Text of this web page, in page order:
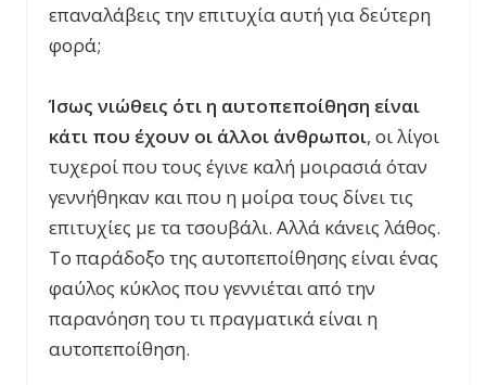
επαναλάβεις την επιτυχία αυτή για δεύτερη
φορά;
Ίσως νιώθεις ότι η αυτοπεποίθηση είναι
κάτι που έχουν οι άλλοι άνθρωποι, οι λίγοι
τυχεροί που τους έγινε καλή μοιρασιά όταν
γεννήθηκαν και που η μοίρα τους δίνει τις
επιτυχίες με τα τσουβάλι. Αλλά κάνεις λάθος.
Το παράδοξο της αυτοπεποίθησης είναι ένας
φαύλος κύκλος που γεννιέται από την
παρανόηση του τι πραγματικά είναι η
αυτοπεποίθηση.